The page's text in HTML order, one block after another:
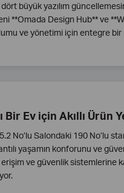
büyük yazılım
**Omada Design Hub** ve
ve yönetimi için entegre bir
Bir Ev için Akıllı Ürün
No’lu Salondaki 190 No’lu
yaşamın konforunu ve
erişim ve güvenlik sistemlerine